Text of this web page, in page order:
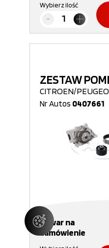
Wybierz ilość
ZESTAW
CITROEN/
Nr Autos 0407661
Towar na
zamówienie